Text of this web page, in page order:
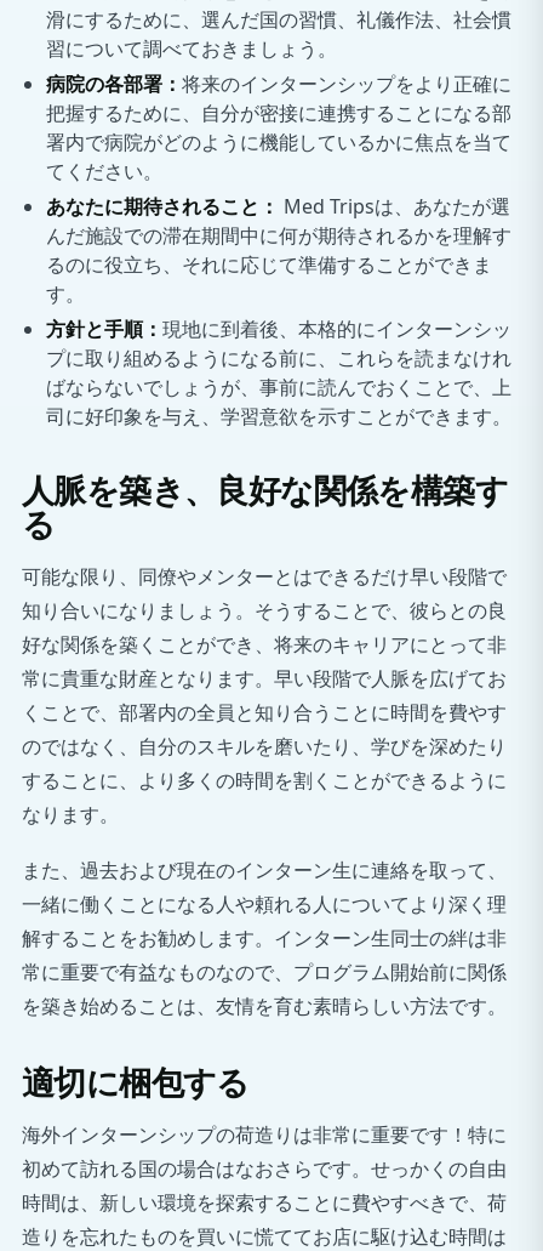
滑にするために、選んだ国の習慣、礼儀作法、社会慣
習について調べておきましょう。
病院の各部署： 将来のインターンシップをより正確に
把握するために、自分が密接に連携することになる部
署内で病院がどのように機能しているかに焦点を当て
てください。
あなたに期待されること： Med Tripsは、あなたが選
んだ施設での滞在期間中に何が期待されるかを理解す
るのに役立ち、それに応じて準備することができま
す。
方針と手順： 現地に到着後、本格的にインターンシッ
プに取り組めるようになる前に、これらを読まなけれ
ばならないでしょうが、事前に読んでおくことで、上
司に好印象を与え、学習意欲を示すことができます。
人脈を築き、良好な関係を構築す
る
可能な限り、同僚やメンターとはできるだけ早い段階で
知り合いになりましょう。そうすることで、彼らとの良
好な関係を築くことができ、将来のキャリアにとって非
常に貴重な財産となります。早い段階で人脈を広げてお
くことで、部署内の全員と知り合うことに時間を費やす
のではなく、自分のスキルを磨いたり、学びを深めたり
することに、より多くの時間を割くことができるように
なります。
また、過去および現在のインターン生に連絡を取って、
一緒に働くことになる人や頼れる人についてより深く理
解することをお勧めします。インターン生同士の絆は非
常に重要で有益なものなので、プログラム開始前に関係
を築き始めることは、友情を育む素晴らしい方法です。
適切に梱包する
海外インターンシップの荷造りは非常に重要です！特に
初めて訪れる国の場合はなおさらです。せっかくの自由
時間は、新しい環境を探索することに費やすべきで、荷
造りを忘れたものを買いに慌ててお店に駆け込む時間は